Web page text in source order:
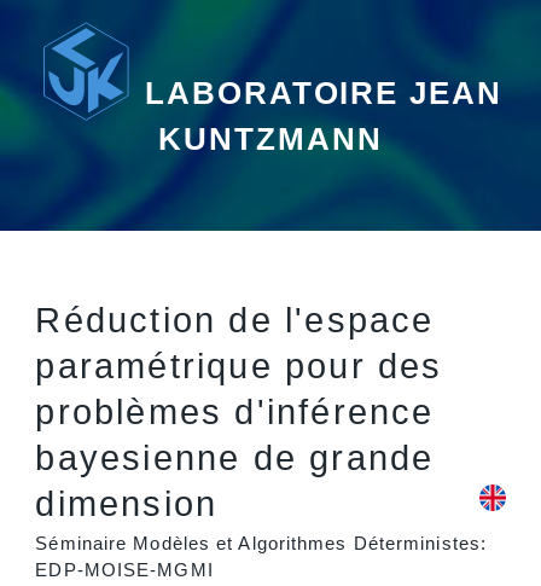
LABORATOIRE JEAN
KUNTZMANN
Réduction de l'espace
paramétrique pour des
problèmes d'inférence
bayesienne de grande
dimension
Séminaire Modèles et Algorithmes Déterministes:
EDP-MOISE-MGMI